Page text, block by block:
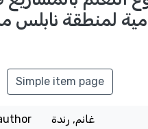
لمنطقة نابلس
Simple item page
غانم, رندة